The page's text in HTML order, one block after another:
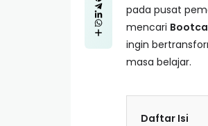
pada pusat
mencari
ingin
masa belajar.
Daftar Isi